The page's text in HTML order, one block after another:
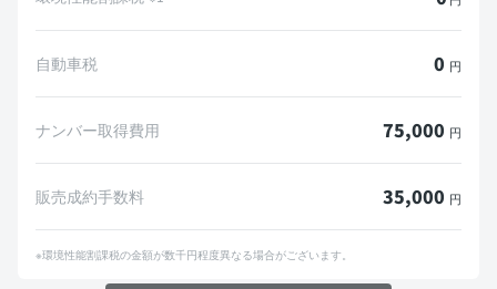
自動車税 0 円
ナンバー取得費用 75,000 円
販売成約手数料 35,000 円
※環境性能割課税の金額が数千円程度異なる場合がございます。